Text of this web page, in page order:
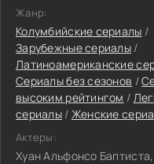
Жанр:
Колумбийские сериалы /
Зарубежные сериалы /
Латиноамериканские
Сериалы без сезонов /
высоким рейтингом /
сериалы/ Женские
Актеры:
Хуан Альфонсо